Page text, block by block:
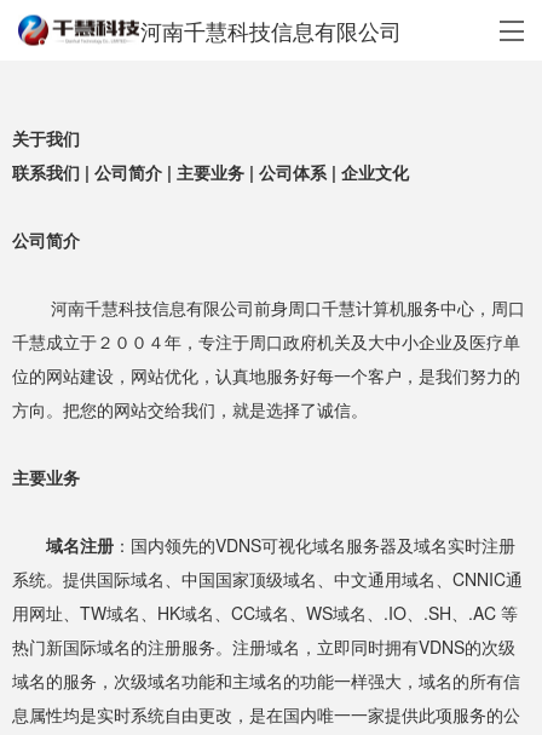
河南千慧科技信息有限公司
关于我们
联系我们 | 公司简介 | 主要业务 | 公司体系| 企业文化
公司简介
河南千慧科技信息有限公司前身周口千慧计算机服务中心，周口
千慧成立于２００４年，专注于周口政府机关及大中小企业及医疗单
位的网站建设，网站优化，认真地服务好每一个客户，是我们努力的
方向。把您的网站交给我们，就是选择了诚信。
主要业务
域名注册 ：国内领先的VDNS可视化域名服务器及域名实时注册
系统。提供国际域名、中国国家顶级域名、中文通用域名、CNNIC通
用网址、TW域名、HK域名、CC域名、WS域名、.IO、.SH、.AC 等
热门新国际域名的注册服务。注册域名，立即同时拥有VDNS的次级
域名的服务，次级域名功能和主域名的功能一样强大，域名的所有信
息属性均是实时系统自由更改，是在国内唯一一家提供此项服务的公